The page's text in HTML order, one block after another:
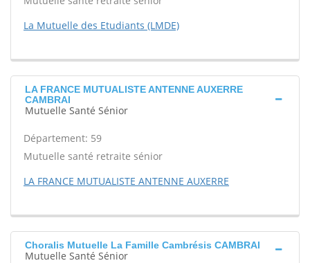
La Mutuelle des Etudiants (LMDE)
LA FRANCE MUTUALISTE ANTENNE AUXERRE
CAMBRAI
Mutuelle Santé Sénior
Département: 59
Mutuelle santé retraite sénior
LA FRANCE MUTUALISTE ANTENNE AUXERRE
Choralis Mutuelle La Famille Cambrésis CAMBRAI
Mutuelle Santé Sénior